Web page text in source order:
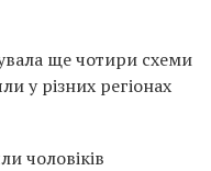
ще чотири схеми
у різних регіонах
чоловіків